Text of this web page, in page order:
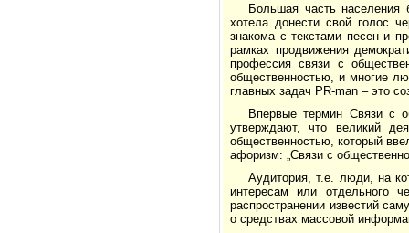
Большая часть населения
хотела донести свой голос
знакома с текстами песен и
рамках продвижения
профессия связи с
общественностью, и многие
главных задач PR-man – это
Впервые термин Связи с
утверждают, что великий
общественностью, который
афоризм: „Связи с
Аудитория, т.е. люди, на
интересам или отдельного
распространении известий
о средствах массовой